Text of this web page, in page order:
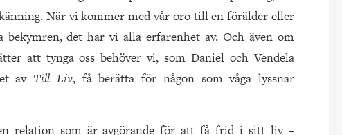
När vi kommer med vår oro till en förälder eller
det har vi alla erfarenhet av. Och även om
att tynga oss behöver vi, som Daniel och Vendela
av Till Liv, få berätta för någon som våga lyssnar
relation som är avgörande för att få frid i sitt liv –